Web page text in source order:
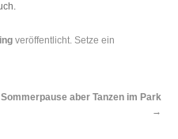
veröffentlicht. Setze ein
Sommerpause aber Tanzen im Park
→